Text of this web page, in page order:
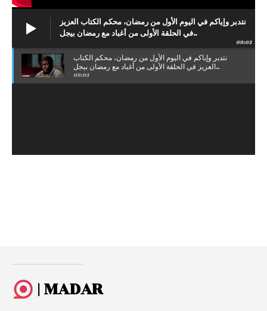
نتدبر وإياكم في اليوم الأول من رمضان، محكم الكتاب العزيز
في الحلقة الأولى من أغباد مع رمضان بيجل..
09:03
نتدبر وإياكم في اليوم الأول من رمضان، محكم الكتاب
العزيز في الحلقة الأولى من أغباد مع رمضان بيجل..
09:03
| MADAR